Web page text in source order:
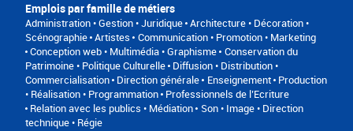
Emplois par famille de métiers
Administration • Gestion • Juridique Architecture • Décoration •
Scénographie Artistes
Communication • Promotion • Marketing
Conception web • Multimédia • Graphisme Conservation du
Patrimoine • Politique Culturelle Diffusion • Distribution •
Commercialisation Direction générale Enseignement Production
• Réalisation • Programmation Professionnels de l’Ecriture
Relation avec les publics • Médiation
Son • Image • Direction
technique • Régie